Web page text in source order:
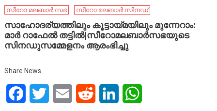
സീറോ മലബാർ സഭ
സീറോ മലബാർ സിനഡ്
സാഹോദര്യത്തിലും കൂട്ടായ്മയിലും മുന്നേറാം:
മാർ റാഫേൽ തട്ടിൽ|സീറോമലബാർസഭയുടെ
സിനഡുസമ്മേളനം ആരംഭിച്ചു
Share News
FacebookTwitter Email Reddit LinkedIn